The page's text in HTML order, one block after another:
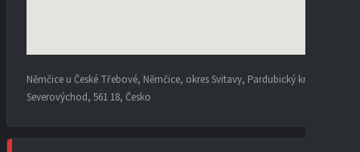
Němčice u České Třebové, Němčice, okres Svitavy, Pardubický kraj,
Severovýchod, 561 18, Česko